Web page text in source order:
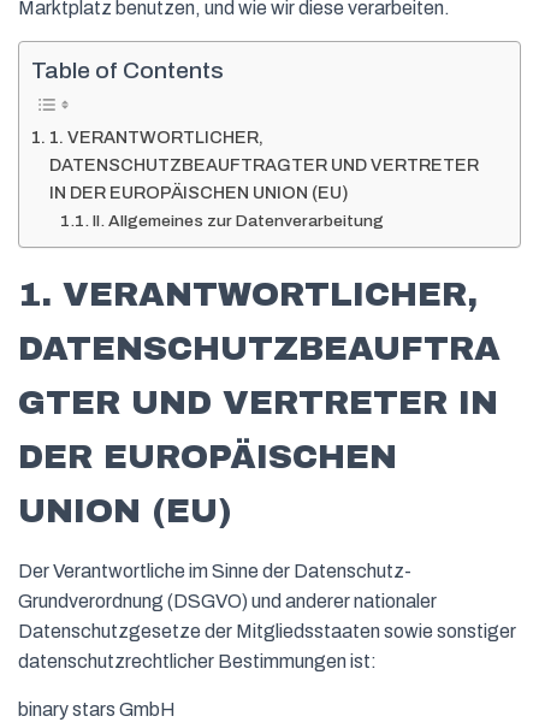
Marktplatz benutzen, und wie wir diese verarbeiten.
Table of Contents
1. VERANTWORTLICHER,
DATENSCHUTZBEAUFTRAGTER UND VERTRETER
IN DER EUROPÄISCHEN UNION (EU)
II. Allgemeines zur Datenverarbeitung
1. VERANTWORTLICHER,
DATENSCHUTZBEAUFTRA
GTER UND VERTRETER IN
DER EUROPÄISCHEN
UNION (EU)
Der Verantwortliche im Sinne der Datenschutz-
Grundverordnung (DSGVO) und anderer nationaler
Datenschutzgesetze der Mitgliedsstaaten sowie sonstiger
datenschutzrechtlicher Bestimmungen ist:
binary stars GmbH